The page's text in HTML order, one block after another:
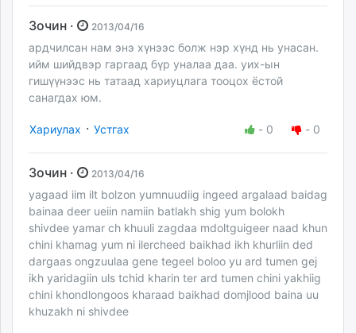
Зочин · 2013/04/16
ардчилсан нам энэ хүнээс болж нэр хүнд нь унасан.
ийм шийдвэр гаргаад бүр уналаа даа. уих-ын
гишүүнээс нь татаад хариуцлага тооцох ёстой
санагдах юм.
Хариулах · Устгах - 0 - 0
Зочин · 2013/04/16
yagaad iim ilt bolzon yumnuudiig ingeed argalaad baidag
bainaa deer ueiin namiin batlakh shig yum bolokh
shivdee yamar ch khuuli zagdaa mdoltguigeer naad khun
chini khamag yum ni ilercheed baikhad ikh khurliin ded
dargaas ongzuulaa gene tegeel boloo yu ard tumen gej
ikh yaridagiin uls tchid kharin ter ard tumen chini yakhiig
chini khondlongoos kharaad baikhad domjlood baina uu
khuzakh ni shivdee